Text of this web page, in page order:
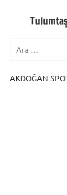
AKDOĞAN